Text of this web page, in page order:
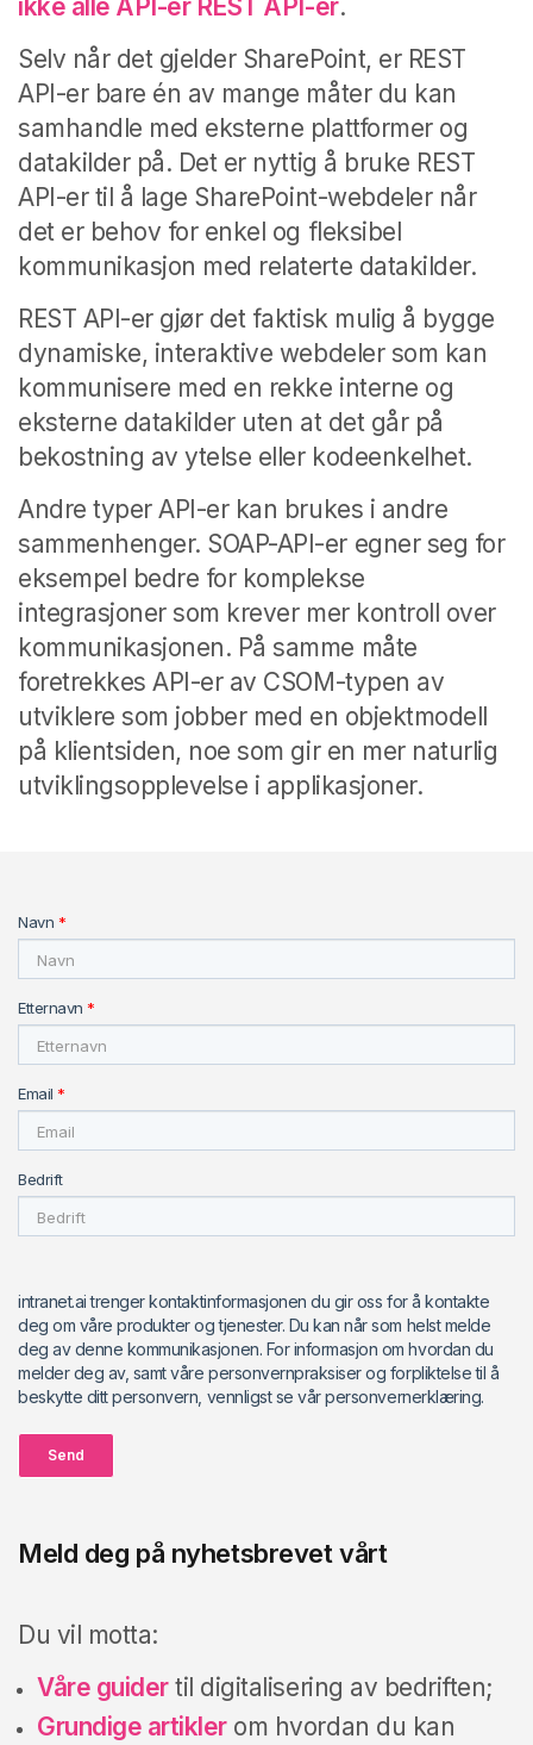
ikke alle API-er REST API-er.
Selv når det gjelder SharePoint, er REST
API-er bare én av mange måter du kan
samhandle med eksterne plattformer og
datakilder på. Det er nyttig å bruke REST
API-er til å lage SharePoint-webdeler når
det er behov for enkel og fleksibel
kommunikasjon med relaterte datakilder.
REST API-er gjør det faktisk mulig å bygge
dynamiske, interaktive webdeler som kan
kommunisere med en rekke interne og
eksterne datakilder uten at det går på
bekostning av ytelse eller kodeenkelhet.
Andre typer API-er kan brukes i andre
sammenhenger. SOAP-API-er egner seg for
eksempel bedre for komplekse
integrasjoner som krever mer kontroll over
kommunikasjonen. På samme måte
foretrekkes API-er av CSOM-typen av
utviklere som jobber med en objektmodell
på klientsiden, noe som gir en mer naturlig
utviklingsopplevelse i applikasjoner.
Navn *
Etternavn *
Email *
Bedrift
intranet.ai trenger kontaktinformasjonen du gir oss for å kontakte
deg om våre produkter og tjenester. Du kan når som helst melde
deg av denne kommunikasjonen. For informasjon om hvordan du
melder deg av, samt våre personvernpraksiser og forpliktelse til å
beskytte ditt personvern, vennligst se vår personvernerklæring.
Send
Meld deg på nyhetsbrevet vårt
Du vil motta:
Våre guidertil digitalisering av bedriften;
Grundige artiklerom hvordan du kan